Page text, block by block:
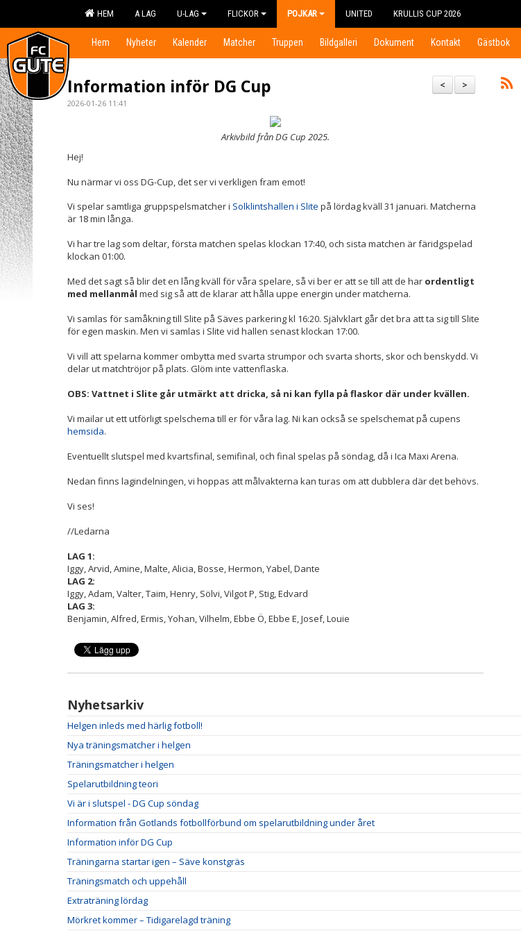
HEM A LAG U-LAG FLICKOR POJKAR UNITED KRULLIS CUP 2026
Hem Nyheter Kalender Matcher Truppen Bildgalleri Dokument Kontakt Gästbok
>
<
Information inför DG Cup
2026-01-26 11:41
Arkivbild från DG Cup 2025.
Hej!
Nu närmar vi oss DG-Cup, det ser vi verkligen fram emot!
Vi spelar samtliga gruppspelsmatcher i Solklintshallen i Slite på lördag kväll 31 januari. Matcherna
är 18 min långa.
Vi har tre lag som deltar, första matchen spelas klockan 17:40, och sista matchen är färidgspelad
klockan 01:00.
Med det sagt så blir det en lång kväll för våra spelare, så vi ber er att se till att de har ordentligt
med mellanmål med sig så att de klarar att hålla uppe energin under matcherna.
Vi samlas för samåkning till Slite på Säves parkering kl 16:20. Självklart går det bra att ta sig till Slite
för egen maskin. Men vi samlas i Slite vid hallen senast klockan 17:00.
Vi vill att spelarna kommer ombytta med svarta strumpor och svarta shorts, skor och benskydd. Vi
delar ut matchtröjor på plats. Glöm inte vattenflaska.
OBS: Vattnet i Slite går utmärkt att dricka, så ni kan fylla på flaskor där under kvällen.
Vi mailar ut ett utförligt spelschema till er för våra lag. Ni kan också se spelschemat på cupens
hemsida.
Eventuellt slutspel med kvartsfinal, semifinal, och final spelas på söndag, då i Ica Maxi Arena.
Nedan finns lagindelningen, vi hoppas att målvakterna kan turas om att dubblera där det behövs.
Vi ses!
//Ledarna
LAG 1:
Iggy, Arvid, Amine, Malte, Alicia, Bosse, Hermon, Yabel, Dante
LAG 2:
Iggy, Adam, Valter, Taim, Henry, Sölvi, Vilgot P, Stig, Edvard
LAG 3:
Benjamin, Alfred, Ermis, Yohan, Vilhelm, Ebbe Ö, Ebbe E, Josef, Louie
Nyhetsarkiv
Helgen inleds med härlig fotboll!
Nya träningsmatcher i helgen
Träningsmatcher i helgen
Spelarutbildning teori
Vi är i slutspel - DG Cup söndag
Information från Gotlands fotbollförbund om spelarutbildning under året
Information inför DG Cup
Träningarna startar igen – Säve konstgräs
Träningsmatch och uppehåll
Extraträning lördag
Mörkret kommer – Tidigarelagd träning